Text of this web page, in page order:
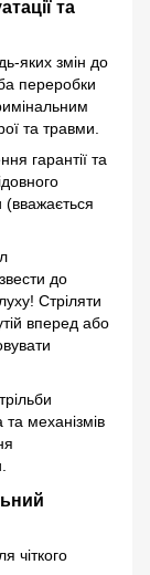
та
яких змін до
переробки
та травми.
гарантії та
(вважається
до
Стріляти
вперед або
механізмів
чіткого